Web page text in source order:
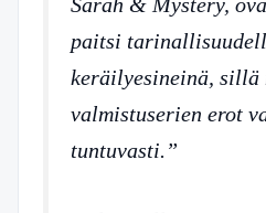
paitsi
keräilyesineinä, sillä
valmistuserien erot
tuntuvasti.”